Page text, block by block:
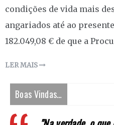
condições de vida mais
angariados até ao
182.049,08 € de que a
LER MAIS
Boas Vindas…